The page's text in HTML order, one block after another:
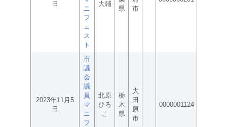
日
ニ
フ
ェ
ス
ト
大輔
県
市
2023年11月5
日
市
議
会
議
員
マ
ニ
フ
北原
ひろ
こ
栃
木
県
大
田
原
市
0000001124